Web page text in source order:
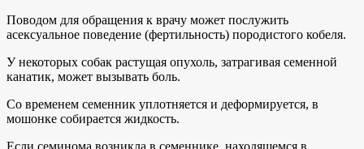
Поводом для обращения к врачу может послужить
асексуальное поведение (фертильность) породистого кобеля.
У некоторых собак растущая опухоль, затрагивая семенной
канатик, может вызывать боль.
Со временем семенник уплотняется и деформируется, в
мошонке собирается жидкость.
Если семинома возникла в семеннике, находящемся в